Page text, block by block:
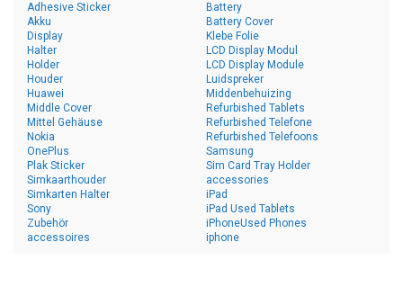
Adhesive Sticker
Akku
Battery
Battery Cover
Display
Halter
Holder
Houder
Huawei
Klebe Folie
LCD Display Modul
LCD Display Module
Luidspreker
Middenbehuizing
Middle Cover
Mittel Gehäuse
Nokia
OnePlus
Plak Sticker
Refurbished Tablets
Refurbished Telefone
Refurbished Telefoons
Samsung
Sim Card Tray Holder
Simkaarthouder
Simkarten Halter
Sony
Zubehör
accessoires
accessories
iPad
iPad Used Tablets
iPhoneUsed Phones
iphone